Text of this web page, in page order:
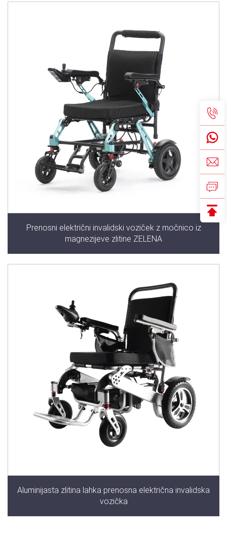
Prenosni električni invalidski voziček z močnico iz
magnezijeve zlitine ZELENA
Aluminijasta zlitina lahka prenosna električna invalidska
vozička